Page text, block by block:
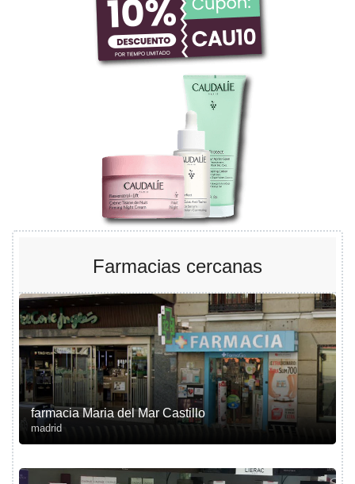
Farmacias cercanas
farmacia Maria del Mar Castillo
madrid